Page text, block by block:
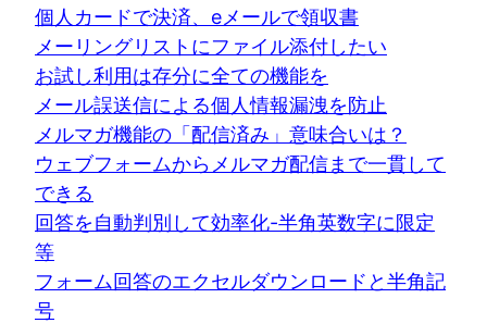
個人カードで決済、eメールで領収書
メーリングリストにファイル添付したい
お試し利用は存分に全ての機能を
メール誤送信による個人情報漏洩を防止
メルマガ機能の「配信済み」意味合いは？
ウェブフォームからメルマガ配信まで一貫して
できる
回答を自動判別して効率化-半角英数字に限定
等
フォーム回答のエクセルダウンロードと半角記
号